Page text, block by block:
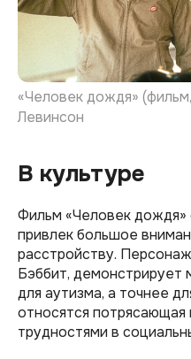
«Человек дождя»
Левинсон
В культуре
Фильм «Человек
привлек большое
расстройству.
Бэббит, демонстрирует
для аутизма, а точнее
относятся
трудностями в